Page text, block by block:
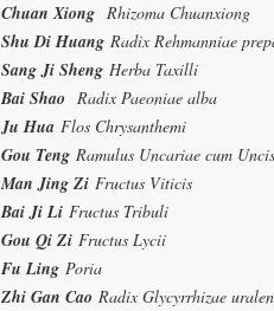
Chuan Xiong Rhizoma Chuanxiong
Shu Di Huang Radix Rehmanniae
Sang Ji Sheng Herba Taxilli
Bai Shao Radix Paeoniae alba
Ju Hua Flos Chrysanthemi
Gou Teng Ramulus Uncariae cum Uncis
Man Jing Zi Fructus Viticis
Bai Ji Li Fructus Tribuli
Gou Qi Zi Fructus Lycii
Fu Ling Poria
Zhi Gan Cao Radix Glycyrrhizae